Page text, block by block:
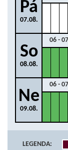
Pá
07.08.
So
08.08.
06 - 07
Ne
09.08.
06 - 07
LEGENDA: